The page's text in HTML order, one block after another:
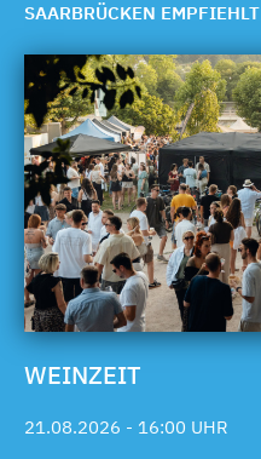
SAARBRÜCKEN EMPFIEHLT
WEINZEIT
21.08.2026 - 16:00 UHR